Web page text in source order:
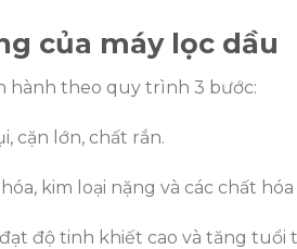
của máy lọc dầu
hành theo quy trình 3 bước:
cặn lớn, chất rắn.
kim loại nặng và các chất
độ tinh khiết cao và tăng tuổi